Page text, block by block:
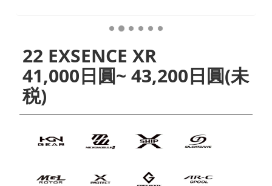
22 EXSENCE XR
41,000日圓~ 43,200日圓(未
税)